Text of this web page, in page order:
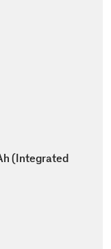
(Integrated